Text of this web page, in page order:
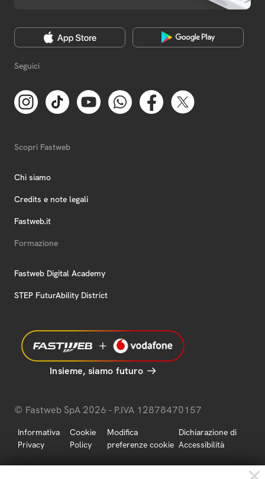
Seguici
Scopri Fastweb
Chi siamo
Credits e note legali
Fastweb.it
Formazione
Fastweb Digital Academy
STEP FuturAbility District
Insieme, siamo futuro
© Fastweb SpA 2026 - P.IVA 12878470157
Informativa
Privacy
Cookie
Policy
Modifica
preferenze cookie
Dichiarazione di
Accessibilità